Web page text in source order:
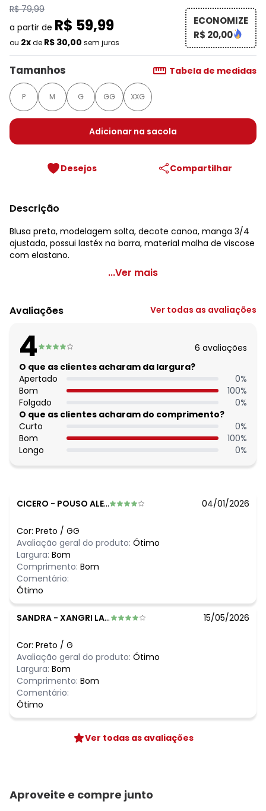
R$ 79,99
a partir de R$ 59,99
ou 2xde R$ 30,00 sem juros
ECONOMIZE
R$ 20,00
Tamanhos Tabela de medidas
P M G GG XXG
Adicionar na sacola
Desejos Compartilhar
Descrição
Blusa preta, modelagem solta, decote canoa, manga 3/4
ajustada, possui lastéx na barra, material malha de viscose
com elastano.
Bimini - Blusa Preta em Malha de Viscose
Comprimento da manga: 3/4
Modelo da manga: Ajustada
Decote costas: Redondo
Complemento: Elástico na barra
Tecido: Malha de viscose com elastano 190g 96% viscose,
4% elastano meia malha
...Ver mais
Avaliações Ver todas as avaliações
4 6 avaliações
O que as clientes acharam da largura?
Apertado
0%
Bom
100%
Folgado
0%
O que as clientes acharam do comprimento?
Curto
0%
Bom
100%
Longo
0%
CICERO - POUSO ALEGRE - MG 04/01/2026
Cor: Preto / GG
Avaliação geral do produto: Ótimo
Largura: Bom
Comprimento: Bom
Comentário:
Ótimo
SANDRA - XANGRI LA - RS 15/05/2026
Cor: Preto / G
Avaliação geral do produto: Ótimo
Largura: Bom
Comprimento: Bom
Comentário:
Ótimo
Ver todas as avaliações
Aproveite e compre junto